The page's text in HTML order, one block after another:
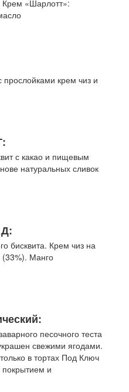
Крем «Шарлотт»:
крем чиз и
с какао и пищевым
натуральных сливок
бисквита. Крем чиз на
(33%). Манго
песочного теста
свежими ягодами.
в тортах Под Ключ
покрытием и